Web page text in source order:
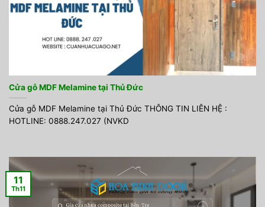
Cửa gỗ MDF Melamine tại Thủ Đức
Cửa gỗ MDF Melamine tại Thủ Đức THÔNG TIN LIÊN HỆ :
HOTLINE: 0888.247.027 (NVKD
11
Th11